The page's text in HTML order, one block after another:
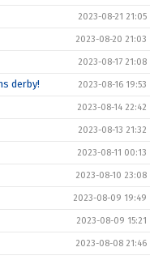
2023-08-21 21:05
2023-08-20 21:03
2023-08-17 21:08
derby! 2023-08-16 19:53
2023-08-14 22:42
2023-08-13 21:32
2023-08-11 00:13
2023-08-10 23:08
2023-08-09 19:49
2023-08-09 15:21
2023-08-08 21:46